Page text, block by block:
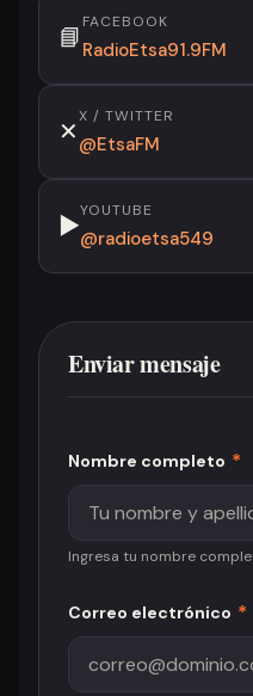
📘
FACEBOOK
RadioEtsa91.9FM
✕
X / TWITTER
@EtsaFM
▶
YOUTUBE
@radioetsa549
Enviar mensaje
Nombre completo *
Ingresa tu nombre
Correo electrónico *